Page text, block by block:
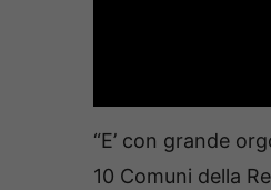
“E’ con grande
10 Comuni della